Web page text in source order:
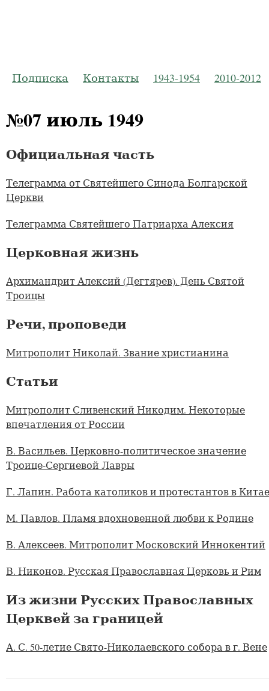
Подписка Контакты 1943-1954 2010-2012
№07 июль 1949
Официальная часть
Телеграмма от Святейшего Синода Болгарской
Церкви
Телеграмма Святейшего Патриарха Алексия
Церковная жизнь
Архимандрит Алексий (Дегтярев). День Святой
Троицы
Речи, проповеди
Митрополит Николай. Звание христианина
Статьи
Митрополит Сливенский Никодим. Некоторые
впечатления от России
В. Васильев. Церковно-политическое значение
Троице-Сергиевой Лавры
Г. Лапин. Работа католиков и протестантов в Китае
М. Павлов. Пламя вдохновенной любви к Родине
В. Алексеев. Митрополит Московский Иннокентий
В. Никонов. Русская Православная Церковь и Рим
Из жизни Русских Православных
Церквей за границей
А. С. 50-летие Свято-Николаевского собора в г. Вене